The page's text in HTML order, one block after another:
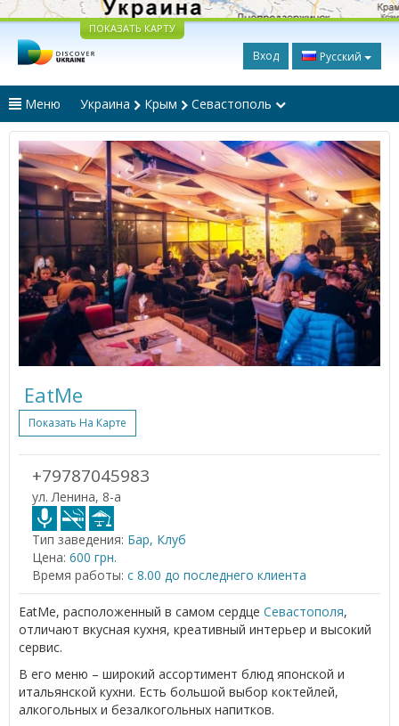
ПОКАЗАТЬ КАРТУ
Вход Русский
Меню Украина Крым Севастополь
EatMe
Показать На Карте
+79787045983
ул. Ленина, 8-а
Тип заведения: Бар, Клуб
Цена: 600 грн.
Время работы: с 8.00 до последнего клиента
EatMe, расположенный в самом сердце Севастополя,
отличают вкусная кухня, креативный интерьер и высокий
сервис.
В его меню – широкий ассортимент блюд японской и
итальянской кухни. Есть большой выбор коктейлей,
алкогольных и безалкогольных напитков.